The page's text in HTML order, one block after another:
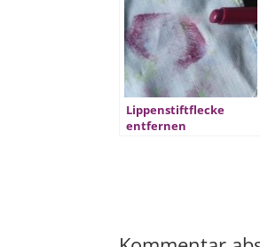
Lippenstiftflecke
entfernen